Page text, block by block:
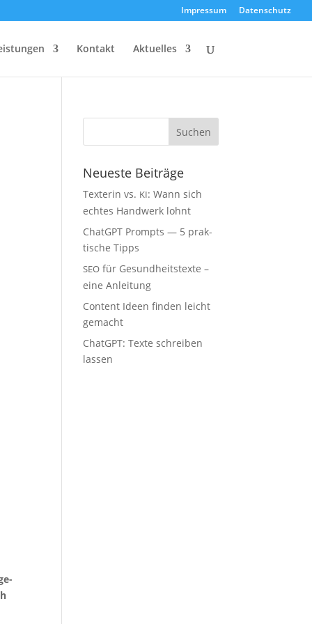
Impres­sum Daten­schutz
Kon­takt Aktu­el­les
Neu­es­te Beiträge
Tex­te­rin vs. KI: Wann sich
ech­tes Hand­werk lohnt
ChatGPT Prompts — 5 prak­
ti­sche Tipps
SEO für Gesund­heits­tex­te –
eine Anleitung
Con­tent Ideen fin­den leicht
gemacht
ChatGPT: Tex­te schrei­ben
lassen